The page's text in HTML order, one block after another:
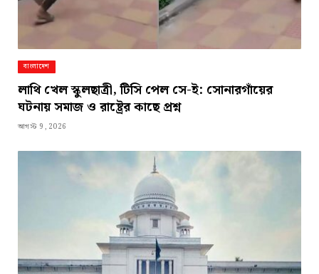
বাংলাদেশ
লাথি খেল স্কুলছাত্রী, টিসি পেল সে-ই: সোনারগাঁয়ের
ঘটনায় সমাজ ও রাষ্ট্রের কাছে প্রশ্ন
আগস্ট 9, 2026